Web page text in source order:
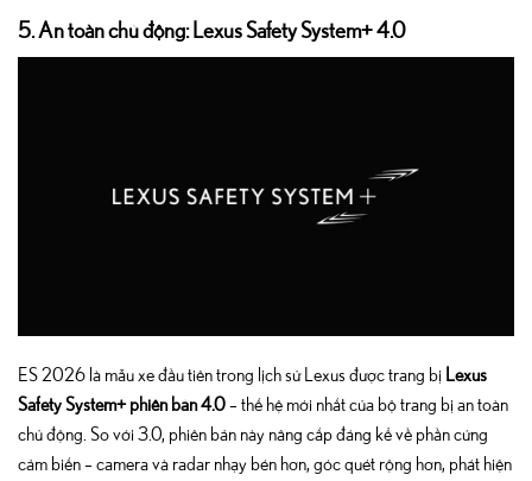
5. An toàn chủ động: Lexus Safety System+ 4.0
ES 2026 là mẫu xe đầu tiên trong lịch sử Lexus được trang bị Lexus
Safety System+ phiên bản 4.0– thế hệ mới nhất của bộ trang bị an toàn
chủ động. So với 3.0, phiên bản này nâng cấp đáng kể về phần cứng
cảm biến – camera và radar nhạy bén hơn, góc quét rộng hơn, phát hiện